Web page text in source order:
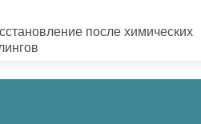
после химических